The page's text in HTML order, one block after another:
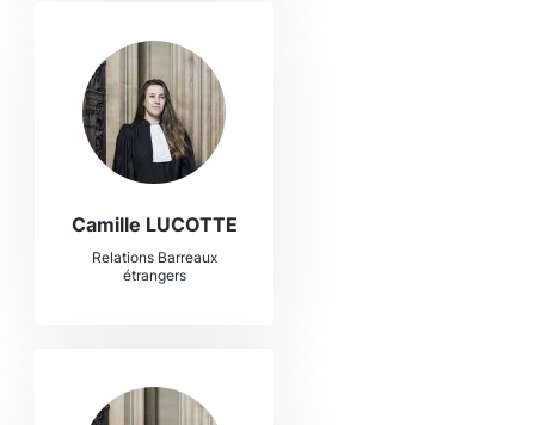
Camille LUCOTTE
Relations Barreaux
étrangers